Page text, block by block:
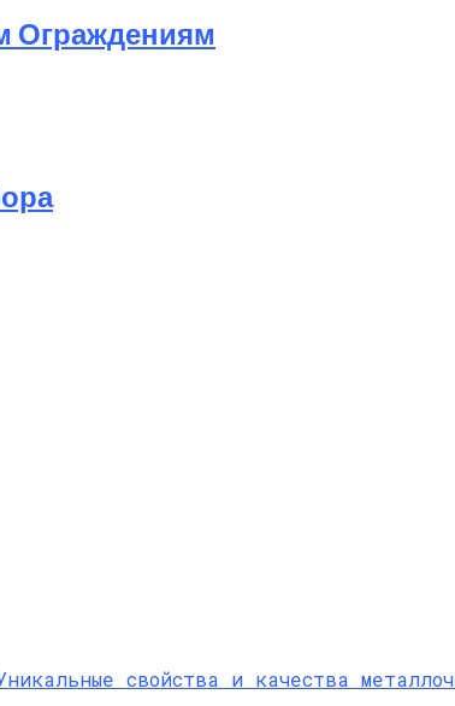
Ограждениям